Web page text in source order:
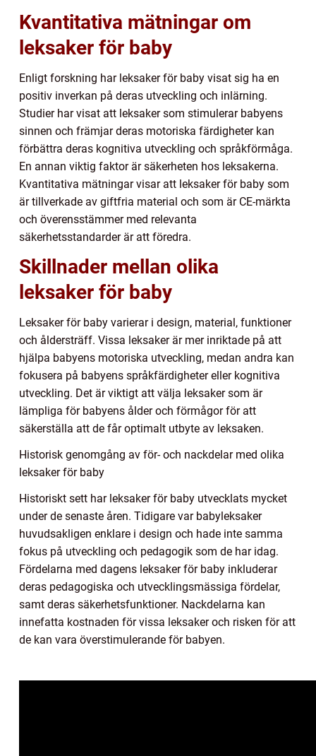
Kvantitativa mätningar om
leksaker för baby
Enligt forskning har leksaker för baby visat sig ha en
positiv inverkan på deras utveckling och inlärning.
Studier har visat att leksaker som stimulerar babyens
sinnen och främjar deras motoriska färdigheter kan
förbättra deras kognitiva utveckling och språkförmåga.
En annan viktig faktor är säkerheten hos leksakerna.
Kvantitativa mätningar visar att leksaker för baby som
är tillverkade av giftfria material och som är CE-märkta
och överensstämmer med relevanta
säkerhetsstandarder är att föredra.
Skillnader mellan olika
leksaker för baby
Leksaker för baby varierar i design, material, funktioner
och åldersträff. Vissa leksaker är mer inriktade på att
hjälpa babyens motoriska utveckling, medan andra kan
fokusera på babyens språkfärdigheter eller kognitiva
utveckling. Det är viktigt att välja leksaker som är
lämpliga för babyens ålder och förmågor för att
säkerställa att de får optimalt utbyte av leksaken.
Historisk genomgång av för- och nackdelar med olika
leksaker för baby
Historiskt sett har leksaker för baby utvecklats mycket
under de senaste åren. Tidigare var babyleksaker
huvudsakligen enklare i design och hade inte samma
fokus på utveckling och pedagogik som de har idag.
Fördelarna med dagens leksaker för baby inkluderar
deras pedagogiska och utvecklingsmässiga fördelar,
samt deras säkerhetsfunktioner. Nackdelarna kan
innefatta kostnaden för vissa leksaker och risken för att
de kan vara överstimulerande för babyen.